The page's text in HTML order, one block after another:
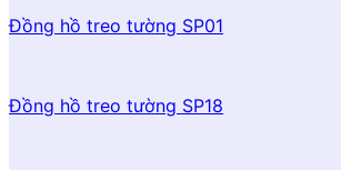
Đồng hồ treo tường SP01
Đồng hồ treo tường SP18